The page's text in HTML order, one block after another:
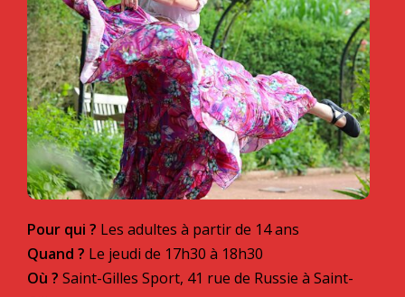
Pour qui ? Les adultes à partir de 14 ans
Quand ? Le jeudi de 17h30 à 18h30
Où ?Saint-Gilles Sport, 41 rue de Russie à Saint-